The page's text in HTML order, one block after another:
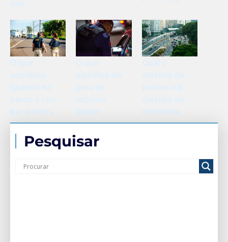
por pontos
detran
motorista
Pesquisar